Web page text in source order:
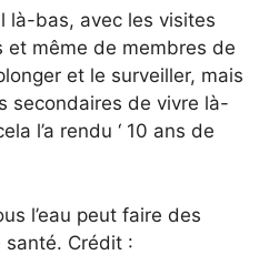
là-bas, avec les visites
et même de membres de
et le surveiller, mais
secondaires de vivre là-
l’a rendu ‘ 10 ans de
l’eau peut faire des
santé. Crédit :